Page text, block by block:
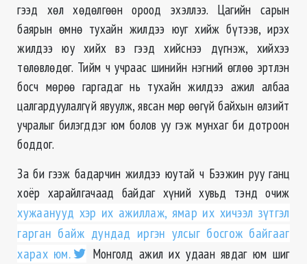
гээд хөл хөдөлгөөн ороод эхэллээ. Цагийн сарын
баярын өмнө тухайн жилдээ юуг хийж бүтээв, ирэх
жилдээ юу хийх вэ гээд хийснээ дүгнэж, хийхээ
төлөвлөдөг. Тийм ч учраас шинийн нэгний өглөө эртлэн
босч мөрөө гаргадаг нь тухайн жилдээ ажил албаа
цалгардуулалгүй явуулж, явсан мөр өөгүй байхын өлзийт
учралыг билэгддэг юм болов уу гэж мунхаг би дотроон
боддог.
За би гээж бадарчин жилдээ юутай ч Бээжин руу ганц
хоёр харайлгачаад байдаг хүний хувьд тэнд очиж
хужаанууд хэр их ажиллаж, ямар их хичээл зүтгэл
гарган байж дундад иргэн улсыг босгож байгааг
харах юм.
Монголд ажил их удаан явдаг юм шиг